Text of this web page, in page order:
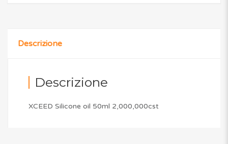
Descrizione
Descrizione
XCEED Silicone oil 50ml 2,000,000cst